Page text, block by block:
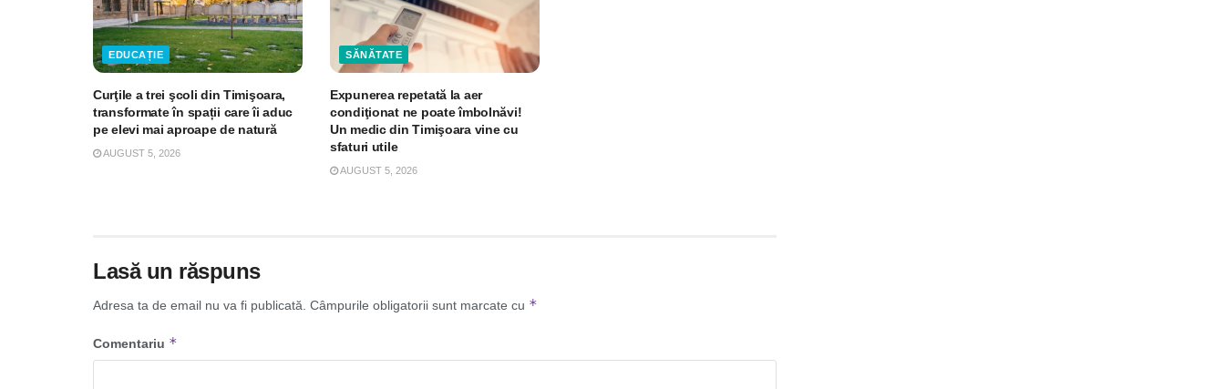
EDUCAȚIE
Curţile a trei şcoli din Timişoara,
transformate în spații care îi aduc
pe elevi mai aproape de natură
AUGUST 5, 2026
SĂNĂTATE
Expunerea repetată la aer
condiţionat ne poate îmbolnăvi!
Un medic din Timişoara vine cu
sfaturi utile
AUGUST 5, 2026
Lasă un răspuns
Adresa ta de email nu va fi publicată. Câmpurile obligatorii sunt marcate cu *
Comentariu *